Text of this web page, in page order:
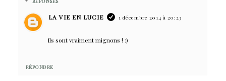
LA VIE EN LUCIE 1 décembre 2014 à 20:23
Ils sont vraiment mignons ! :)
RÉPONDRE